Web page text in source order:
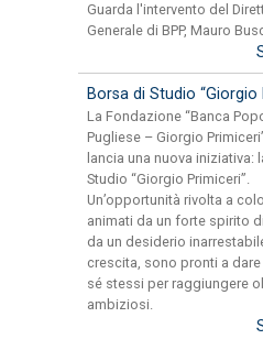
Guarda l'intervento del
Generale di BPP, Mauro
Borsa di Studio “Giorgio
La Fondazione “Banca
Pugliese – Giorgio
lancia una nuova iniziativa:
Studio “Giorgio Primiceri”.
Un’opportunità rivolta a
animati da un forte spirito
da un desiderio
crescita, sono pronti a
sé stessi per raggiungere
ambiziosi.